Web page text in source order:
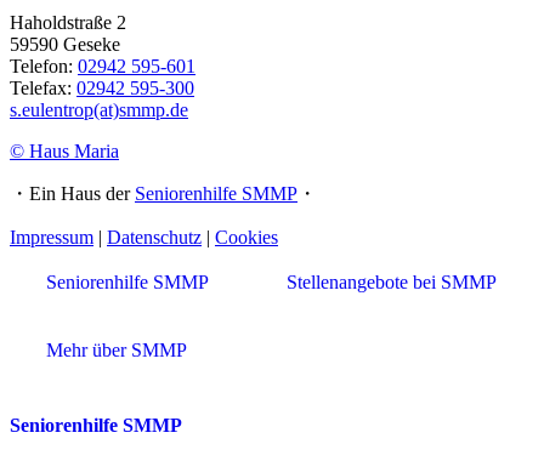
Haholdstraße 2
59590 Geseke
Telefon: 02942 595-601
Telefax: 02942 595-300
s.eulentrop(at)smmp.de
© Haus Maria
・Ein Haus der Seniorenhilfe SMMP ・
Impressum | Datenschutz | Cookies
Seniorenhilfe SMMP Stellenangebote bei SMMP
Mehr über SMMP
Seniorenhilfe SMMP